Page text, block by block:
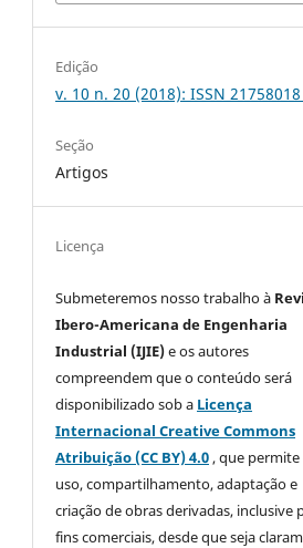
Edição
v. 10 n. 20 (2018): ISSN 21758018
Seção
Artigos
Licença
Submeteremos nosso trabalho à
Ibero-Americana de Engenharia
Industrial (IJIE)e os autores
compreendem que o conteúdo será
disponibilizado sob a Licença
Internacional Creative Commons
Atribuição (CC BY) 4.0 , que permite
uso, compartilhamento, adaptação e
criação de obras derivadas, inclusive
fins comerciais, desde que seja